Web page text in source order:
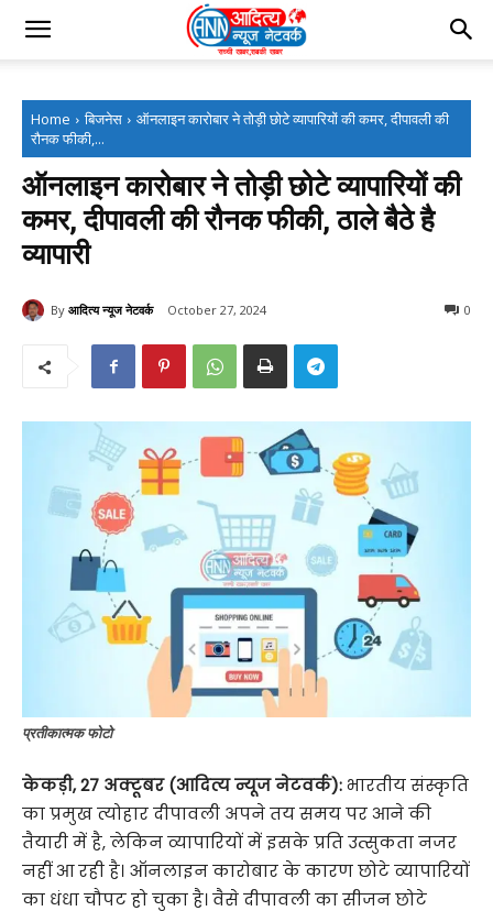
Home बिजनेस
ऑनलाइन कारोबार ने तोड़ी छोटे व्यापारियों की कमर, दीपावली की
रौनक फीकी,...
ऑनलाइन कारोबार ने तोड़ी छोटे व्यापारियों की
कमर, दीपावली की रौनक फीकी, ठाले बैठे है
व्यापारी
By आदित्य न्यूज नेटवर्क October 27, 2024 0
प्रतीकात्मक फोटो
केकड़ी,27 अक्टूबर (आदित्य न्यूज नेटवर्क):भारतीय संस्कृति
का प्रमुख त्योहार दीपावली अपने तय समय पर आने की
तैयारी में है, लेकिन व्यापारियों में इसके प्रति उत्सुकता नजर
नहीं आ रही है। ऑनलाइन कारोबार के कारण छोटे व्यापारियों
का धंधा चौपट हो चुका है। वैसे दीपावली का सीजन छोटे